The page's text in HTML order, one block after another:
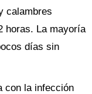
calambres
horas. La mayoría
días sin
con la infección